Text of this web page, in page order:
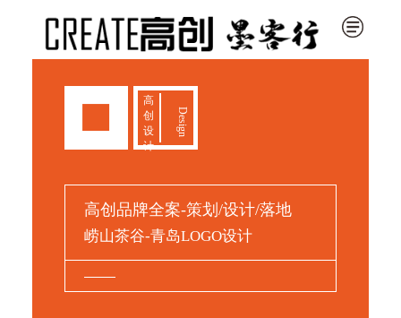
高
创
设
计
Design
高创品牌全案-策划/设计/落地
崂山茶谷-青岛LOGO设计